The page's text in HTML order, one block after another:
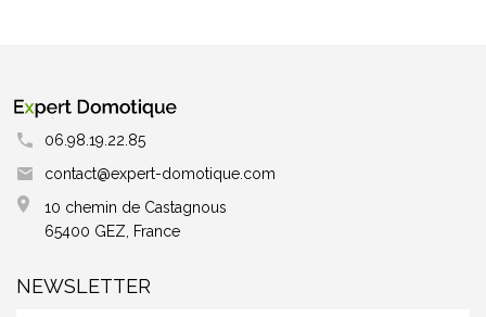
06.98.19.22.85
contact@expert-domotique.com
10 chemin de Castagnous
65400 GEZ, France
NEWSLETTER